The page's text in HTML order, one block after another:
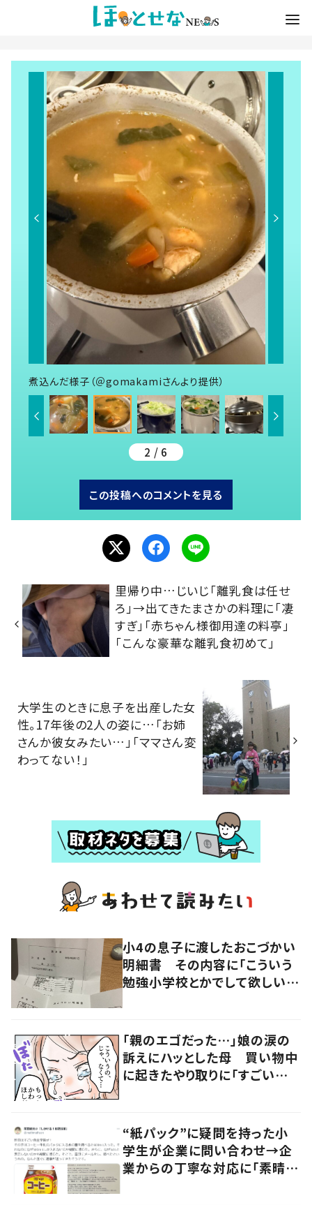
煮込んだ様子（＠gomakamiさんより提供）
2 / 6
この投稿へのコメントを見る
里帰り中…じいじ「離乳食は任せ
ろ」→出てきたまさかの料理に「凄
すぎ」「赤ちゃん様御用達の料亭」
「こんな豪華な離乳食初めて」
大学生のときに息子を出産した女
性。17年後の2人の姿に…「お姉
さんか彼女みたい…」「ママさん変
わってない！」
小4の息子に渡したおこづかい
明細書 その内容に「こういう
勉強小学校とかでして欲しい」
「親のエゴだった…」娘の涙の
訴えにハッとした母 買い物中
に起きたやり取りに「すごい分
“紙パック”に疑問を持った小
学生が企業に問い合わせ→企
業からの丁寧な対応に「素晴ら